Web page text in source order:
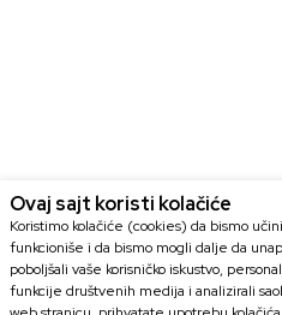
Ovaj sajt koristi kolačiće
Koristimo kolačiće (cookies) da bismo
funkcioniše i da bismo mogli dalje da
poboljšali vaše korisničko iskustvo,
funkcije društvenih medija i analizirali